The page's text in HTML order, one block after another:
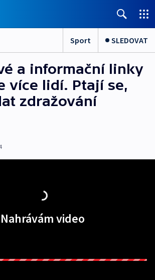
Sport SLEDOVAT
a informační linky
více lidí. Ptají se,
zdražování
Nahrávám video